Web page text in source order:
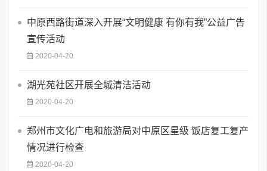
中原西路街道深入开展“文明健康 有你有我”公益广告
宣传活动
2020-04-20
湖光苑社区开展全城清洁活动
2020-04-20
郑州市文化广电和旅游局对中原区星级 饭店复工复产
情况进行检查
2020-04-20